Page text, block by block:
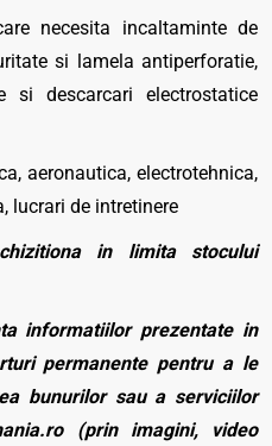
necesita incaltaminte de
si lamela antiperforatie,
si descarcari electrostatice
aeronautica, electrotehnica,
lucrari de intretinere
in limita stocului
informatiilor prezentate in
permanente pentru a le
bunurilor sau a serviciilor
(prin imagini, video